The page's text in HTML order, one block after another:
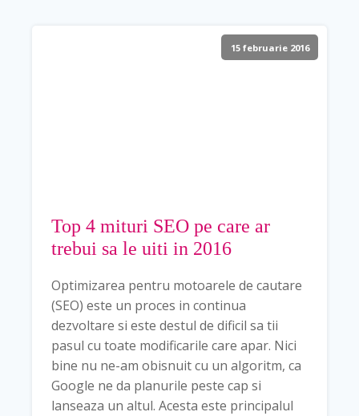
15 februarie 2016
Top 4 mituri SEO pe care ar
trebui sa le uiti in 2016
Optimizarea pentru motoarele de cautare
(SEO) este un proces in continua
dezvoltare si este destul de dificil sa tii
pasul cu toate modificarile care apar. Nici
bine nu ne-am obisnuit cu un algoritm, ca
Google ne da planurile peste cap si
lanseaza un altul. Acesta este principalul